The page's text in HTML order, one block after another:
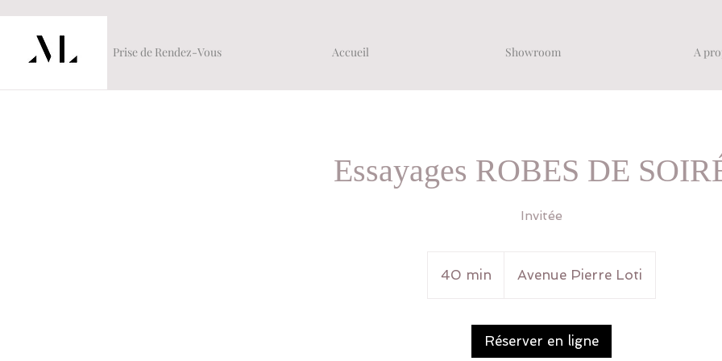
Prise de Rendez-Vous Accueil Showroom A
Essayages ROBES DE
Invitée
40 min
i
n
Avenue Pierre Loti
Réserver en ligne